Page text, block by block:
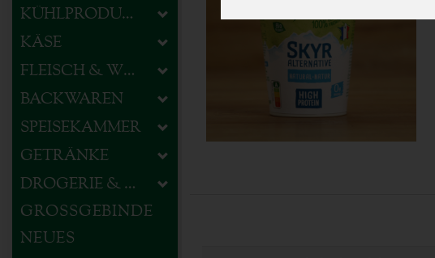
KÜHLPRODUKTE
KÄSE
FLEISCH & WURST
BACKWAREN
SPEISEKAMMER
GETRÄNKE
DROGERIE & HAUSHALT
GROSSGEBINDE
NEUES